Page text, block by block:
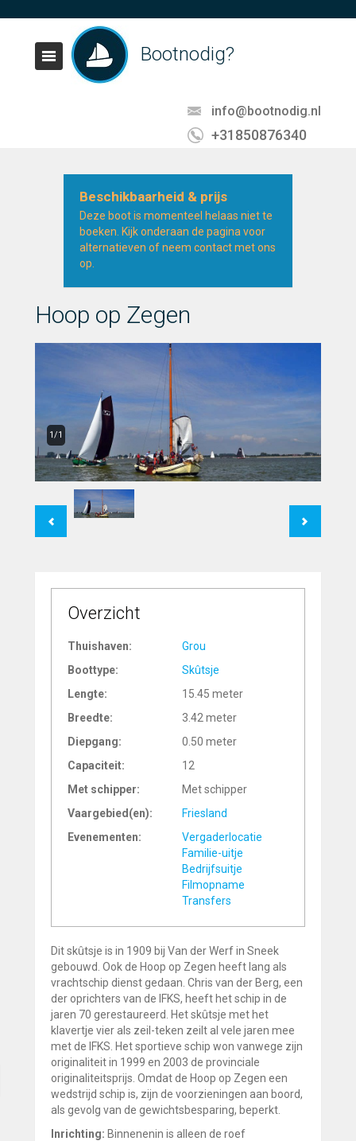
Bootnodig?
info@bootnodig.nl
+31850876340
Beschikbaarheid & prijs
Deze boot is momenteel helaas niet te
boeken. Kijk onderaan de pagina voor
alternatieven of neem contact met ons
op.
Hoop op Zegen
1/1
Overzicht
Thuishaven:
Grou
Boottype:
Skûtsje
Lengte:
15.45 meter
Breedte:
3.42 meter
Diepgang:
0.50 meter
Capaciteit:
12
Met schipper:
Met schipper
Vaargebied(en):
Friesland
Evenementen:
Vergaderlocatie
Familie-uitje
Bedrijfsuitje
Filmopname
Transfers
Dit skûtsje is in 1909 bij Van der Werf in Sneek
gebouwd. Ook de Hoop op Zegen heeft lang als
vrachtschip dienst gedaan. Chris van der Berg, een
der oprichters van de IFKS, heeft het schip in de
jaren 70 gerestaureerd. Het skûtsje met het
klavertje vier als zeil-teken zeilt al vele jaren mee
met de IFKS. Het sportieve schip won vanwege zijn
originaliteit in 1999 en 2003 de provinciale
originaliteitsprijs. Omdat de Hoop op Zegen een
wedstrijd schip is, zijn de voorzieningen aan boord,
als gevolg van de gewichtsbesparing, beperkt.
Inrichting: Binnenenin is alleen de roef